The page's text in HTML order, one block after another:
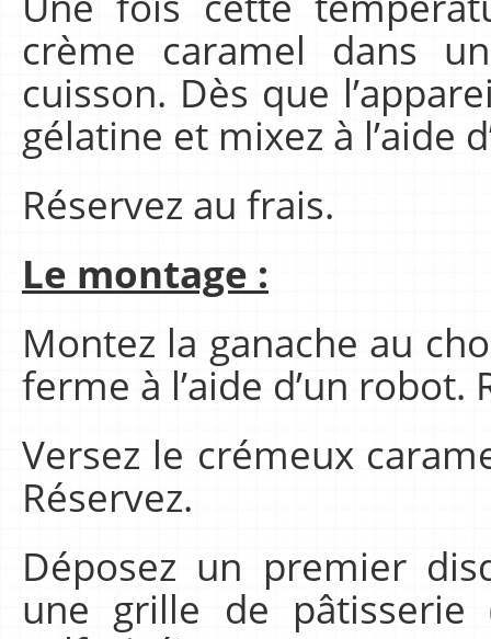
crème caramel dans
cuisson. Dès que
gélatine et mixez à l’aide
Réservez au frais.
Le montage :
Montez la ganache au
ferme à l’aide d’un robot.
Versez le crémeux
Réservez.
Déposez un premier
une grille de